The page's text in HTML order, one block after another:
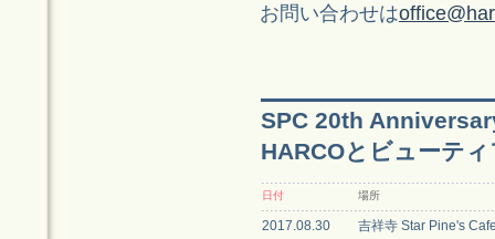
お問い合わせは
SPC 20th
HARCOとビューテ
日付 場所
2017.08.30
吉祥寺 Star Pine's